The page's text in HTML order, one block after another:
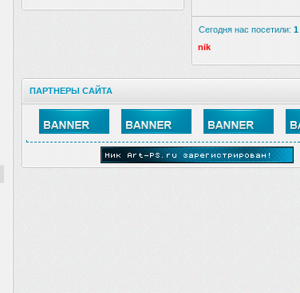
Сегодня нас посетили: 1
nik
ПАРТНЕРЫ САЙТА